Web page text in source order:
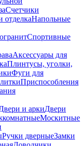
Счетчики
отделкаНапольные
Спортивные
Аксессуары для
Плинтусы, уголки,
Фуги для
Приспособления
и аркиДвери
Москитные
Ручки дверныеЗамки